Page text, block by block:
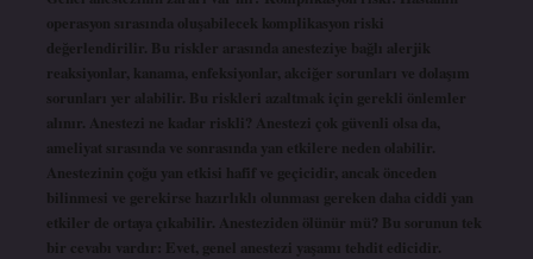
operasyon sırasında oluşabilecek komplikasyon riski
değerlendirilir. Bu riskler arasında anesteziye bağlı alerjik
reaksiyonlar, kanama, enfeksiyonlar, akciğer sorunları ve dolaşım
sorunları yer alabilir. Bu riskleri azaltmak için gerekli önlemler
alınır. Anestezi ne kadar riskli? Anestezi çok güvenli olsa da,
ameliyat sırasında ve sonrasında yan etkilere neden olabilir.
Anestezinin çoğu yan etkisi hafif ve geçicidir, ancak önceden
bilinmesi ve gerekirse hazırlıklı olunması gereken daha ciddi yan
etkiler de ortaya çıkabilir. Anesteziden ölünür mü? Bu sorunun tek
bir cevabı vardır: Evet, genel anestezi yaşamı tehdit edicidir.